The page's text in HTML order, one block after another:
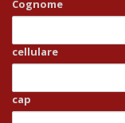
Cognome
cellulare
cap